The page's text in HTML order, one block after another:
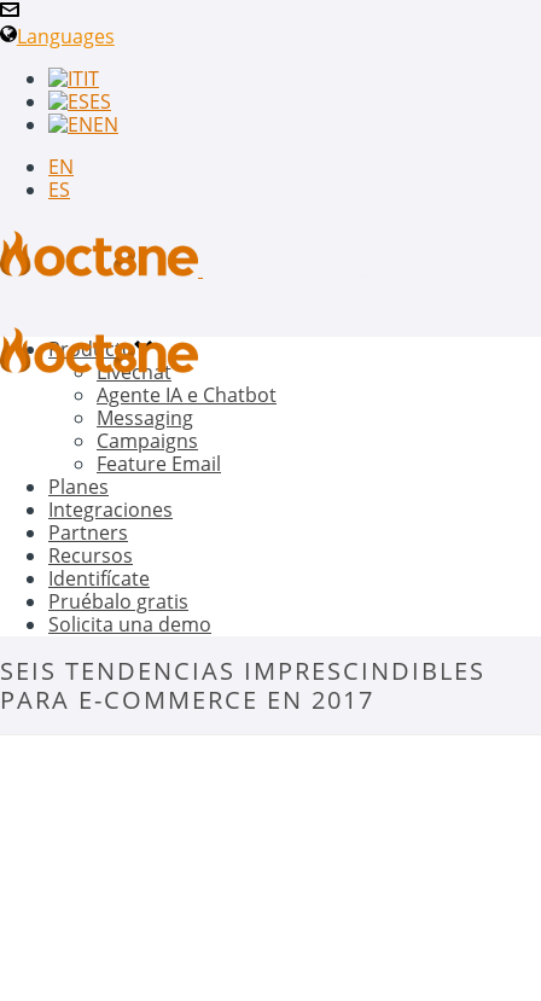
Languages
IT
ES
EN
EN
ES
Producto
Livechat
Agente IA e Chatbot
Messaging
Campaigns
Feature Email
Planes
Integraciones
Partners
Recursos
Identifícate
Pruébalo gratis
Solicita una demo
SEIS TENDENCIAS IMPRESCINDIBLES
PARA E-COMMERCE EN 2017